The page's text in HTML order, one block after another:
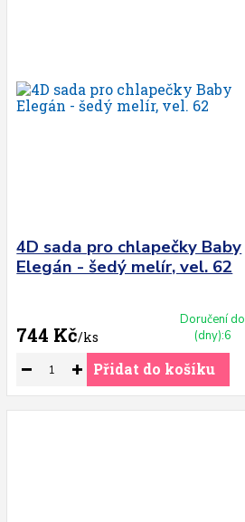
4D sada pro chlapečky Baby
Elegán - šedý melír, vel. 62
744 Kč/ks
Doručení do
(dny):6
Přidat do košíku